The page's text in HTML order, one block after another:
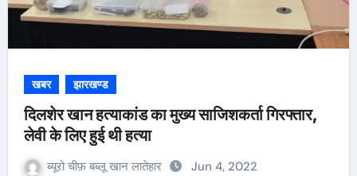
खबर झारखण्ड
दिलशेर खान हत्याकांड का मुख्य साजिशकर्ता गिरफ्तार,
लेवी के लिए हुई थी हत्या
ब्यूरो चीफ़ बब्लू खान लातेहार Jun 4, 2022